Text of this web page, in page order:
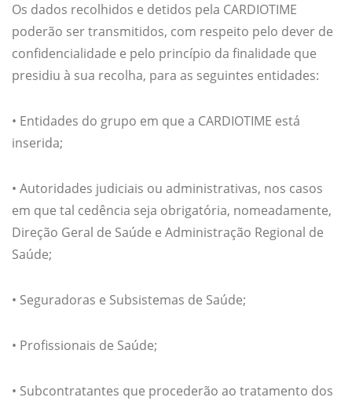
Os dados recolhidos e detidos pela CARDIOTIME
poderão ser transmitidos, com respeito pelo dever de
confidencialidade e pelo princípio da finalidade que
presidiu à sua recolha, para as seguintes entidades:
• Entidades do grupo em que a CARDIOTIME está
inserida;
• Autoridades judiciais ou administrativas, nos casos
em que tal cedência seja obrigatória, nomeadamente,
Direção Geral de Saúde e Administração Regional de
Saúde;
• Seguradoras e Subsistemas de Saúde;
• Profissionais de Saúde;
• Subcontratantes que procederão ao tratamento dos